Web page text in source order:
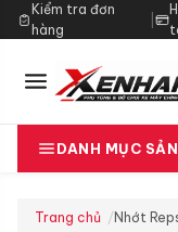
Kiểm tra đơn
hàng
|
DANH MỤC
Trang chủ Nhớt